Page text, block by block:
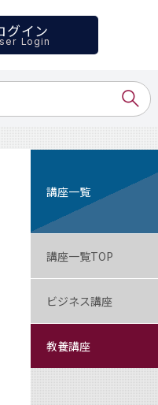
グイン
Login
講座一覧
講座一覧TOP
ビジネス講座
教養講座